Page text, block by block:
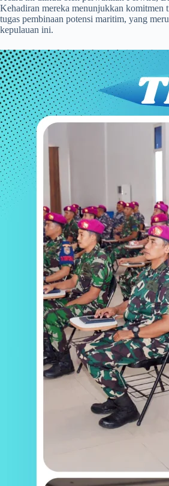
Kehadiran mereka menunjukkan komitmen
tugas pembinaan potensi maritim, yang
kepulauan ini.